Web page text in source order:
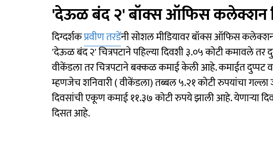
'देऊळ बंद २' बॉक्स ऑफिस कलेक्शन
दिग्दर्शकप्रवीण तरडेंनी सोशल मीडियावर बॉक्स ऑफिस
'देऊळ बंद २' चित्रपटाने पहिल्या दिवशी ३.०५ कोटी कमावले तर
वीकेंडला तर चित्रपटाने बक्कळ कमाई केली आहे. कमाईत दुप्पट
म्हणजेच शनिवारी ( वीकेंडला) तब्बल ५.२१ कोटी रुपयांचा
दिवसांची एकूण कमाई ११.३७ कोटी रुपये झाली आहे. येणाऱ्या
दिसत आहे.